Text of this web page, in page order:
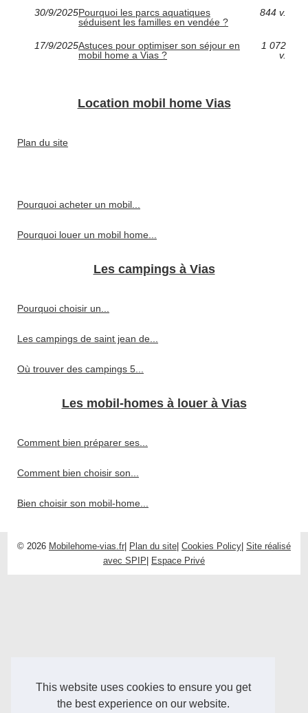
This website uses cookies to ensure you get
the best experience on our website.
30/9/2025Pourquoi les parcs aquatiques
séduisent les familles en vendée ?
844 v.
17/9/2025Astuces pour optimiser son séjour en
mobil home a Vias ?
1 072
v.
Location mobil home Vias
Plan du site
Pourquoi acheter un mobil...
Pourquoi louer un mobil home...
Les campings à Vias
Pourquoi choisir un...
Les campings de saint jean de...
Où trouver des campings 5...
Les mobil-homes à louer à Vias
Comment bien préparer ses...
Comment bien choisir son...
Bien choisir son mobil-home...
© 2026 Mobilehome-vias.fr| Plan du site| Cookies Policy| Site réalisé
avec SPIP| Espace Privé